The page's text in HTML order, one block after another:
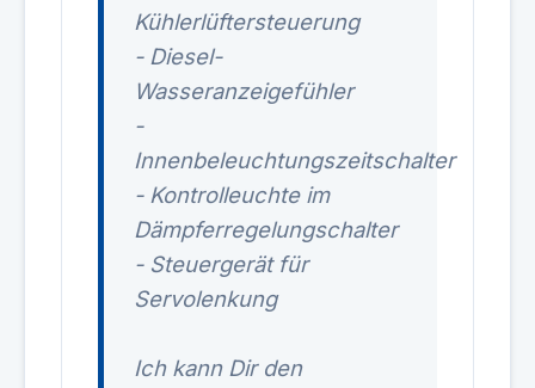
Kühlerlüftersteuerung
- Diesel-
Wasseranzeigefühler
-
Innenbeleuchtungszeitschalter
- Kontrolleuchte im
Dämpferregelungschalter
- Steuergerät für
Servolenkung
Ich kann Dir den